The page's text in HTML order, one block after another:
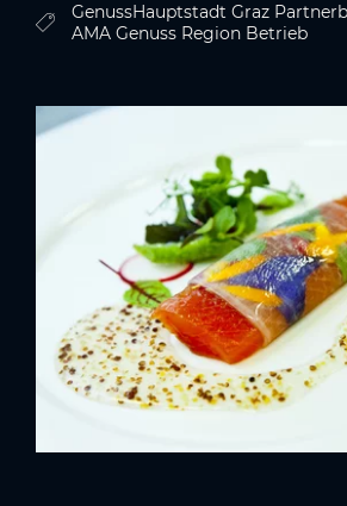
GenussHauptstadt Graz
AMA Genuss Region Betrieb